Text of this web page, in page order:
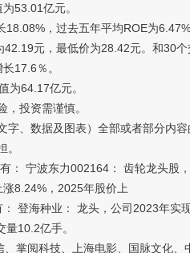
53.01亿元。
，过去五年平均ROE为6.47%
元，最低价为28.42元。和30个
17.6％。
64.17亿元。
投资需谨慎。
数据及图表）全部或者部分内
宁波东力002164： 齿轮龙头股
8.24%，2025年股价上
海种业： 龙头，公司2023年实
10.2亿手。
阅科技、上海电影、国脉文化、